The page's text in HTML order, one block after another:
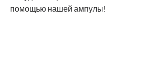
помощью нашей ампулы!